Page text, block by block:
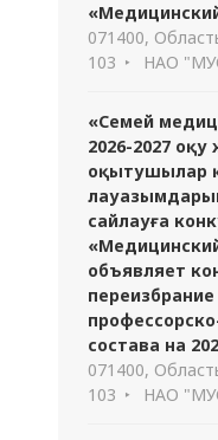
071400,
103
НАО
«Семей
2026-2027
оқытушылар
сайлауға
объявляет
состава на
071400,
103
НАО